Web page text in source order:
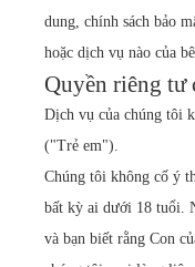
dung, chính sách bảo
hoặc dịch vụ nào của
Quyền riêng tư
Dịch vụ của chúng tôi
("Trẻ em").
Chúng tôi không cố ý
bất kỳ ai dưới 18 tuổi.
và bạn biết rằng Con